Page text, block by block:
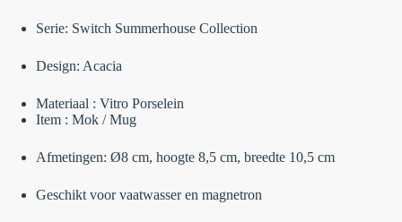
Serie: Switch Summerhouse Collection
Design: Acacia
Materiaal : Vitro Porselein
Item : Mok / Mug
Afmetingen: Ø8 cm, hoogte 8,5 cm, breedte 10,5 cm
Geschikt voor vaatwasser en magnetron